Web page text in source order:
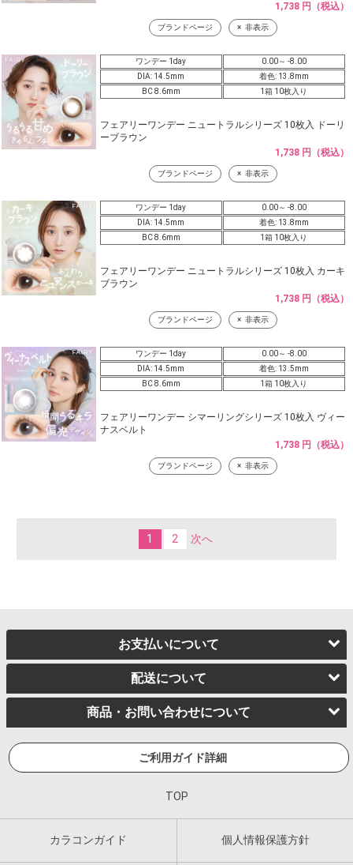
1,738 円（税込）
ブランドページ 非表示
ワンデー 1day
0.00～ -8.00
DIA: 14.5mm
着色: 13.8mm
BC 8.6mm
1箱 10枚入り
フェアリーワンデー ニュートラルシリーズ 10枚入 ドーリ
ーブラウン
1,738 円（税込）
ブランドページ 非表示
ワンデー 1day
0.00～ -8.00
DIA: 14.5mm
着色: 13.8mm
BC 8.6mm
1箱 10枚入り
フェアリーワンデー ニュートラルシリーズ 10枚入 カーキ
ブラウン
1,738 円（税込）
ブランドページ 非表示
ワンデー 1day
0.00～ -8.00
DIA: 14.5mm
着色: 13.5mm
BC 8.6mm
1箱 10枚入り
フェアリーワンデー シマーリングシリーズ 10枚入 ヴィー
ナスベルト
1,738 円（税込）
ブランドページ 非表示
1 2 次へ
お支払いについて
配送について
商品・お問い合わせについて
ご利用ガイド詳細
TOP
カラコンガイド 個人情報保護方針